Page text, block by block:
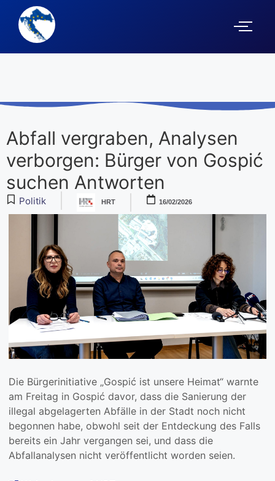
Abfall vergraben, Analysen
verborgen: Bürger von Gospić
suchen Antworten
Politik HRT 16/02/2026
Die Bürgerinitiative „Gospić ist unsere Heimat“ warnte
am Freitag in Gospić davor, dass die Sanierung der
illegal abgelagerten Abfälle in der Stadt noch nicht
begonnen habe, obwohl seit der Entdeckung des Falls
bereits ein Jahr vergangen sei, und dass die
Abfallanalysen nicht veröffentlicht worden seien.